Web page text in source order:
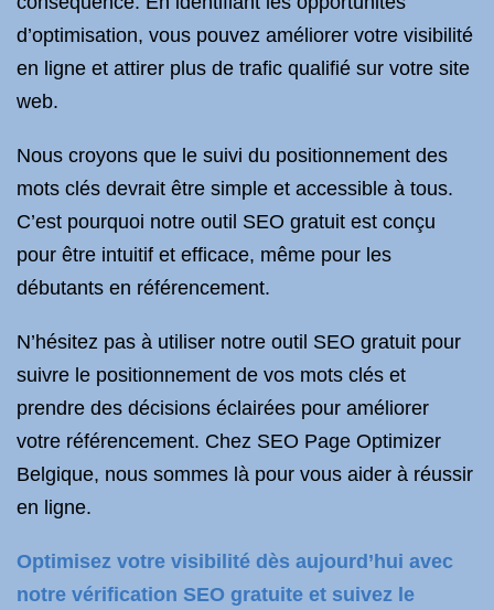
d’optimisation, vous pouvez améliorer votre visibilité
en ligne et attirer plus de trafic qualifié sur votre site
web.
Nous croyons que le suivi du positionnement des
mots clés devrait être simple et accessible à tous.
C’est pourquoi notre outil SEO gratuit est conçu
pour être intuitif et efficace, même pour les
débutants en référencement.
N’hésitez pas à utiliser notre outil SEO gratuit pour
suivre le positionnement de vos mots clés et
prendre des décisions éclairées pour améliorer
votre référencement. Chez SEO Page Optimizer
Belgique, nous sommes là pour vous aider à réussir
en ligne.
Optimisez votre visibilité dès aujourd’hui avec
notre vérification SEO gratuite et suivez le